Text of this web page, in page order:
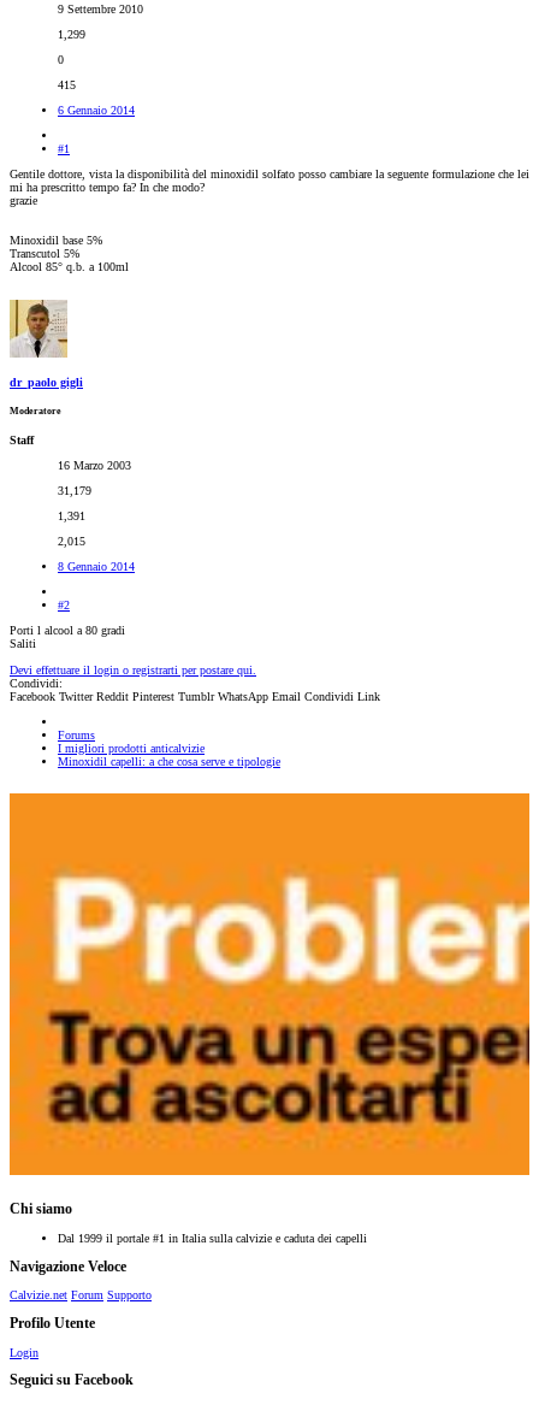
9 Settembre 2010
1,299
0
415
6 Gennaio 2014
#1
Gentile dottore, vista la disponibilità del minoxidil solfato posso cambiare la seguente formulazione che lei
mi ha prescritto tempo fa? In che modo?
grazie
Minoxidil base 5%
Transcutol 5%
Alcool 85° q.b. a 100ml
dr_paolo gigli
Moderatore
Staff
16 Marzo 2003
31,179
1,391
2,015
8 Gennaio 2014
#2
Porti l alcool a 80 gradi
Saliti
Devi effettuare il login o registrarti per postare qui.
Condividi:
Facebook Twitter Reddit Pinterest Tumblr WhatsApp Email Condividi Link
Forums
I migliori prodotti anticalvizie
Minoxidil capelli: a che cosa serve e tipologie
Chi siamo
Dal 1999 il portale #1 in Italia sulla calvizie e caduta dei capelli
Navigazione Veloce
Calvizie.net Forum Supporto
Profilo Utente
Login
Seguici su Facebook